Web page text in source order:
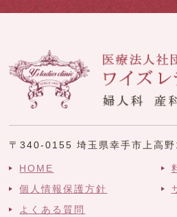
〒340-0155 埼玉県幸手市上高
HOME
個人情報保護方針
よくある質問